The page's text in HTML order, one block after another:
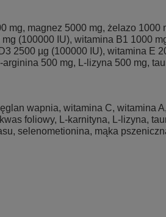
magnez 5000 mg, żelazo 1000
(100000 IU), witamina B1 1000
2500 µg (100000 IU), witamina E
500 mg, L-lizyna 500 mg,
wapnia, witamina C, witamina
foliowy, L-karnityna, L-lizyna,
selenometionina, mąka